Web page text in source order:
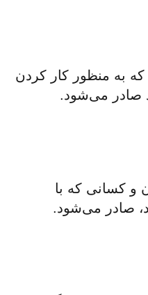
به منظور کار کردن
صادر می‌شود.
و کسانی که با
صادر می‌شود.